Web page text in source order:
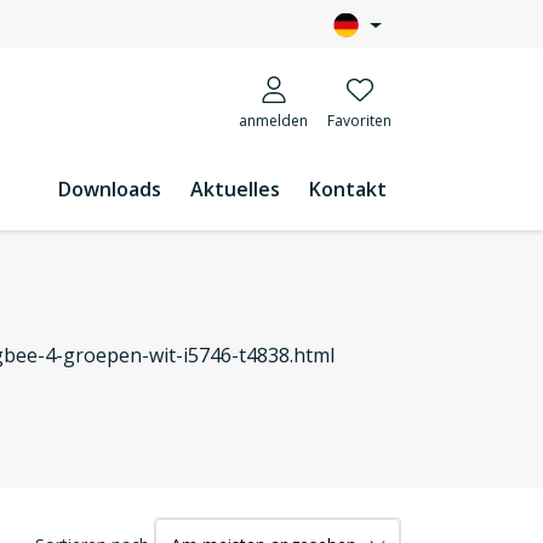
anmelden Favoriten
Downloads Aktuelles Kontakt
4-groepen-wit-i5746-t4838.html